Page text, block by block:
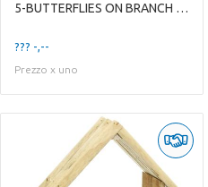
5-BUTTERFLIES ON BRANCH WHITE
??? -,--
Prezzo x uno